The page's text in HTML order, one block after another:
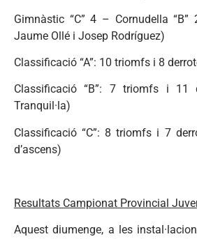
Gimnàstic “C” 4 – Cornudella “B”
Jaume Ollé i Josep Rodríguez)
Classificació “A”: 10 triomfs i 8
Classificació “B”: 7 triomfs i 11
Tranquil·la)
Classificació “C”: 8 triomfs i 7
d’ascens)
Resultats Campionat Provincial
Aquest diumenge, a les